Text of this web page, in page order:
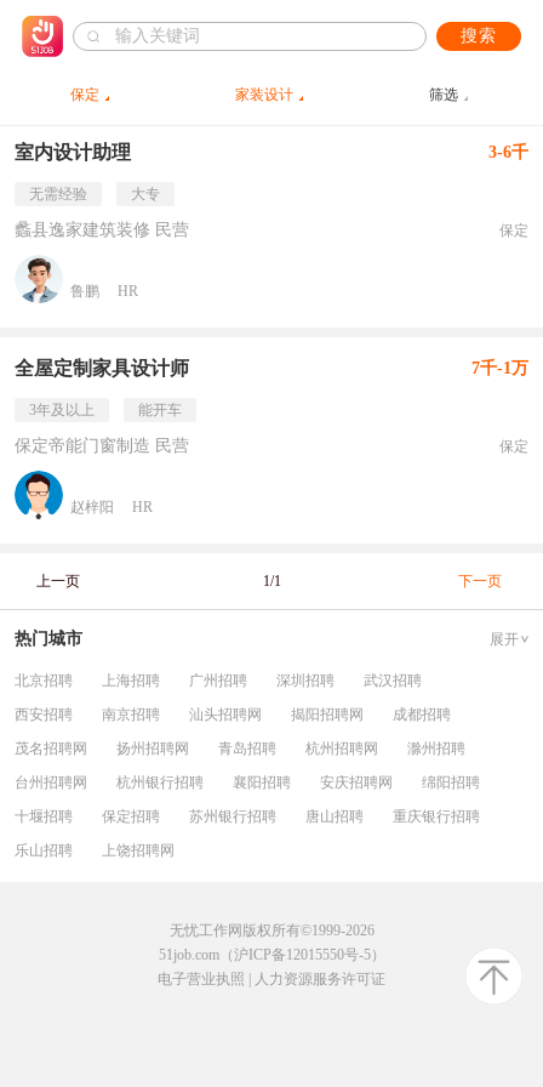
搜索
保定 家装设计 筛选
室内设计助理 3-6千
无需经验 大专
蠡县逸家建筑装修 民营 保定
鲁鹏 HR
全屋定制家具设计师 7千-1万
3年及以上 能开车
保定帝能门窗制造 民营 保定
赵梓阳 HR
上一页 1/1 下一页
热门城市 展开
北京招聘 上海招聘 广州招聘 深圳招聘
武汉招聘
西安招聘
南京招聘 汕头招聘网 揭阳招聘网
成都招聘
茂名招聘网
扬州招聘网 青岛招聘 杭州招聘网
滁州招聘
台州招聘网
杭州银行招聘 襄阳招聘 安庆招聘网
绵阳招聘
十堰招聘
保定招聘 苏州银行招聘 唐山招聘
重庆银行招聘
乐山招聘
上饶招聘网
无忧工作网版权所有©1999-2026
51job.com（沪ICP备12015550号-5）
电子营业执照
人力资源服务许可证